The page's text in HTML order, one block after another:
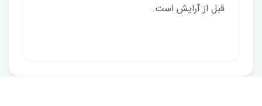
قبل از آرایش است.